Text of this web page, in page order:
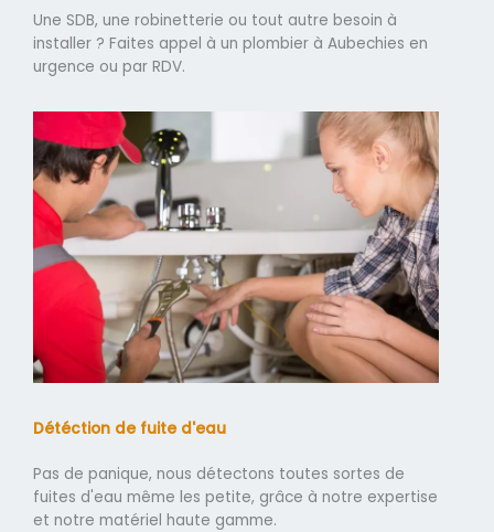
Une SDB, une robinetterie ou tout autre besoin à
installer ? Faites appel à un plombier à Aubechies en
urgence ou par RDV.
Détéction de fuite d'eau
Pas de panique, nous détectons toutes sortes de
fuites d'eau même les petite, grâce à notre expertise
et notre matériel haute gamme.